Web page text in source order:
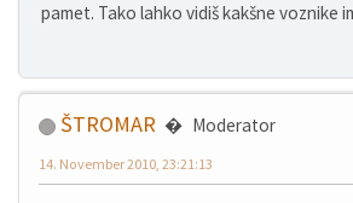
pamet. Tako lahko vidiš kakšne voznike
ŠTROMAR
Moderator
14. November 2010, 23:21:13